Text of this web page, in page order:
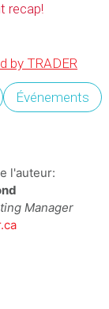
recap!
Événements
l'auteur:
Manager